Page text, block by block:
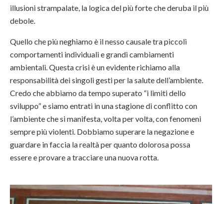
illusioni strampalate, la logica del più forte che deruba il più
debole.
Quello che più neghiamo è il nesso causale tra piccoli
comportamenti individuali e grandi cambiamenti
ambientali. Questa crisi è un evidente richiamo alla
responsabilità dei singoli gesti per la salute dell’ambiente.
Credo che abbiamo da tempo superato “i limiti dello
sviluppo” e siamo entrati in una stagione di conflitto con
l’ambiente che si manifesta, volta per volta, con fenomeni
sempre più violenti. Dobbiamo superare la negazione e
guardare in faccia la realtà per quanto dolorosa possa
essere e provare a tracciare una nuova rotta.